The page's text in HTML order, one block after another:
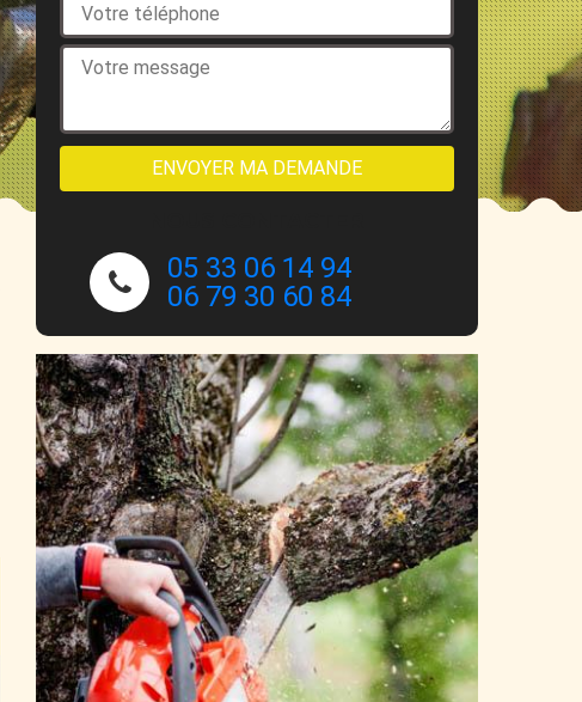
05 33 06 14 94
06 79 30 60 84